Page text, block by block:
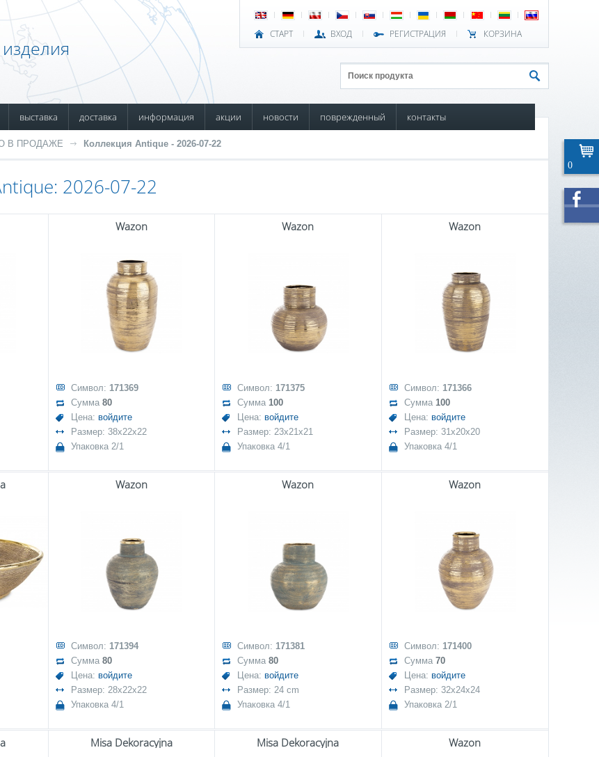
СТАРТ ВХОД РЕГИСТРАЦИЯ КОРЗИНА
выставка доставка информация акции новости поврежденный контакты
В ПРОДАЖЕ Коллекция Antique - 2026-07-22
2026-07-22
Wazon
Символ: 171369
Сумма 80
Цена: войдите
Размер: 38x22x22
Упаковка 2/1
Wazon
Символ: 171375
Сумма 100
Цена: войдите
Размер: 23x21x21
Упаковка 4/1
Wazon
Символ: 171366
Сумма 100
Цена: войдите
Размер: 31x20x20
Упаковка 4/1
Wazon
Символ: 171394
Сумма 80
Цена: войдите
Размер: 28x22x22
Упаковка 4/1
Wazon
Символ: 171381
Сумма 80
Цена: войдите
Размер: 24 cm
Упаковка 4/1
Wazon
Символ: 171400
Сумма 70
Цена: войдите
Размер: 32x24x24
Упаковка 2/1
Misa Dekoracyjna Misa Dekoracyjna Wazon
0